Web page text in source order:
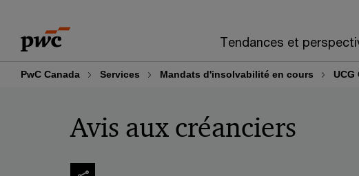
content
footer
Tendances et
PwC Canada Services Mandats d'insolvabilité en cours
Avis aux créanciers